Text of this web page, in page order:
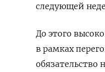
следующей
До этого
в рамках